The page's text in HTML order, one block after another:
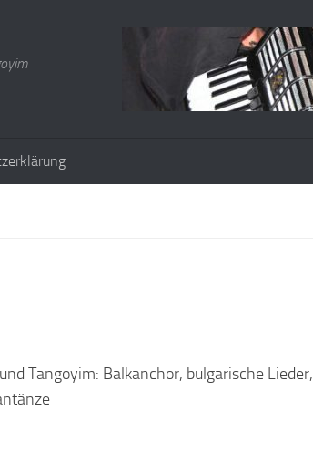
Tangoyim: Balkanchor, bulgarische Lieder,